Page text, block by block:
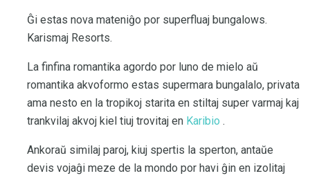
Ĝi estas nova mateniĝo por superfluaj bungalows.
Karismaj Resorts.
La finfina romantika agordo por luno de mielo aŭ
romantika akvoformo estas supermara bungalalo, privata
ama nesto en la tropikoj starita en stiltaj super varmaj kaj
trankvilaj akvoj kiel tiuj trovitaj en Karibio .
Ankoraŭ similaj paroj, kiuj spertis la sperton, antaŭe
devis vojaĝi meze de la mondo por havi ĝin en izolitaj